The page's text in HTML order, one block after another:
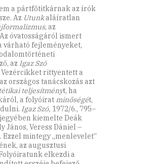
a pártfőtitkárnak az írók
Az Utunkaláíratlan
, az
óvatosságáról ismert
várható fejleményeket,
az Igaz Szó
rittyentett a
országos tanácskozás azt
teljesítményt, ha
a folyóirat minőségét,
Igaz Szó, 1972/6., 795–
kiemelte Deák
János, Veress Dániel –
mintegy „menlevelet”
az augusztusi
elkezdi a